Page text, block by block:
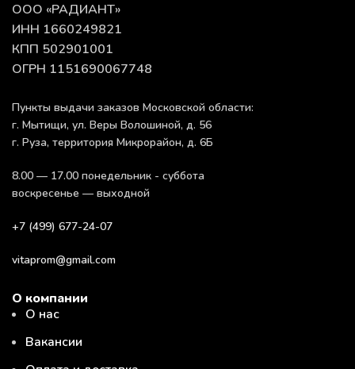
ООО «РАДИАНТ»
ИНН 1660249821
КПП 502901001
ОГРН 1151690067748
Пункты выдачи заказов Московской области:
г. Мытищи, ул. Веры Волошиной, д. 56
г. Руза, территория Микрорайон, д. 6Б
8.00 — 17.00 понедельник - суббота
воскресенье — выходной
+7 (499) 677-24-07
vitaprom@gmail.com
О компании
О нас
Вакансии